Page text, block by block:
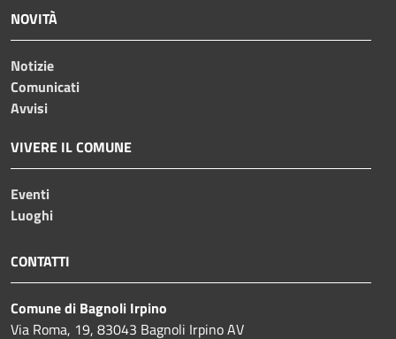
NOVITÀ
Notizie
Comunicati
Avvisi
VIVERE IL COMUNE
Eventi
Luoghi
CONTATTI
Comune di Bagnoli Irpino
Via Roma, 19, 83043 Bagnoli Irpino AV